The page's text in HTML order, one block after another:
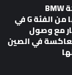
تضع شركة BMW
منافستها من الفئة G في
مع وصول
في الصين